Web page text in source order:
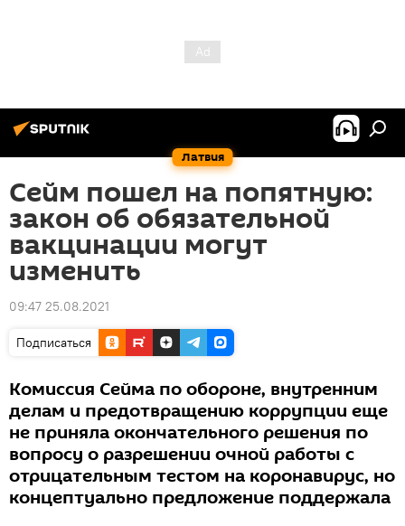
Латвия
Сейм пошел на попятную:
закон об обязательной
вакцинации могут
изменить
09:47 25.08.2021
Подписаться
Комиссия Сейма по обороне, внутренним
делам и предотвращению коррупции еще
не приняла окончательного решения по
вопросу о разрешении очной работы с
отрицательным тестом на коронавирус, но
концептуально предложение поддержала